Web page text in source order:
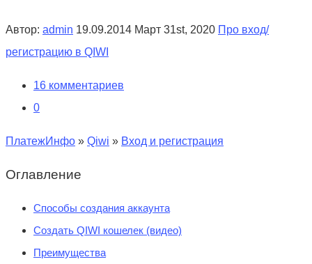
Автор: admin 19.09.2014 Март 31st, 2020 Про вход/
регистрацию в QIWI
16 комментариев
0
ПлатежИнфо » Qiwi » Вход и регистрация
Оглавление
Способы создания аккаунта
Создать QIWI кошелек (видео)
Преимущества